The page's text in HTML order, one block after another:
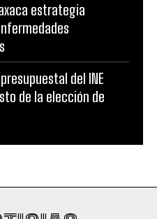
estrategia
del INE
de la elección de